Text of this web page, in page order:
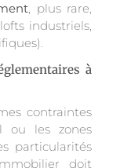
, plus rare,
industriels,
à
contraintes
ou les zones
particularités
doit